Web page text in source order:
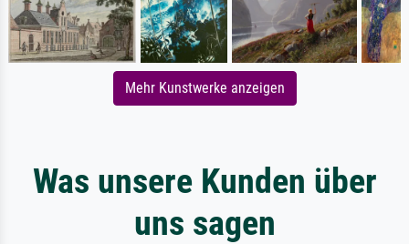
Mehr Kunstwerke anzeigen
Was unsere Kunden über
uns sagen